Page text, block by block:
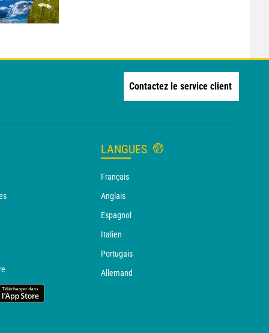
Contactez le service client
LANGUES
Français
Anglais
Espagnol
Italien
Portugais
Allemand